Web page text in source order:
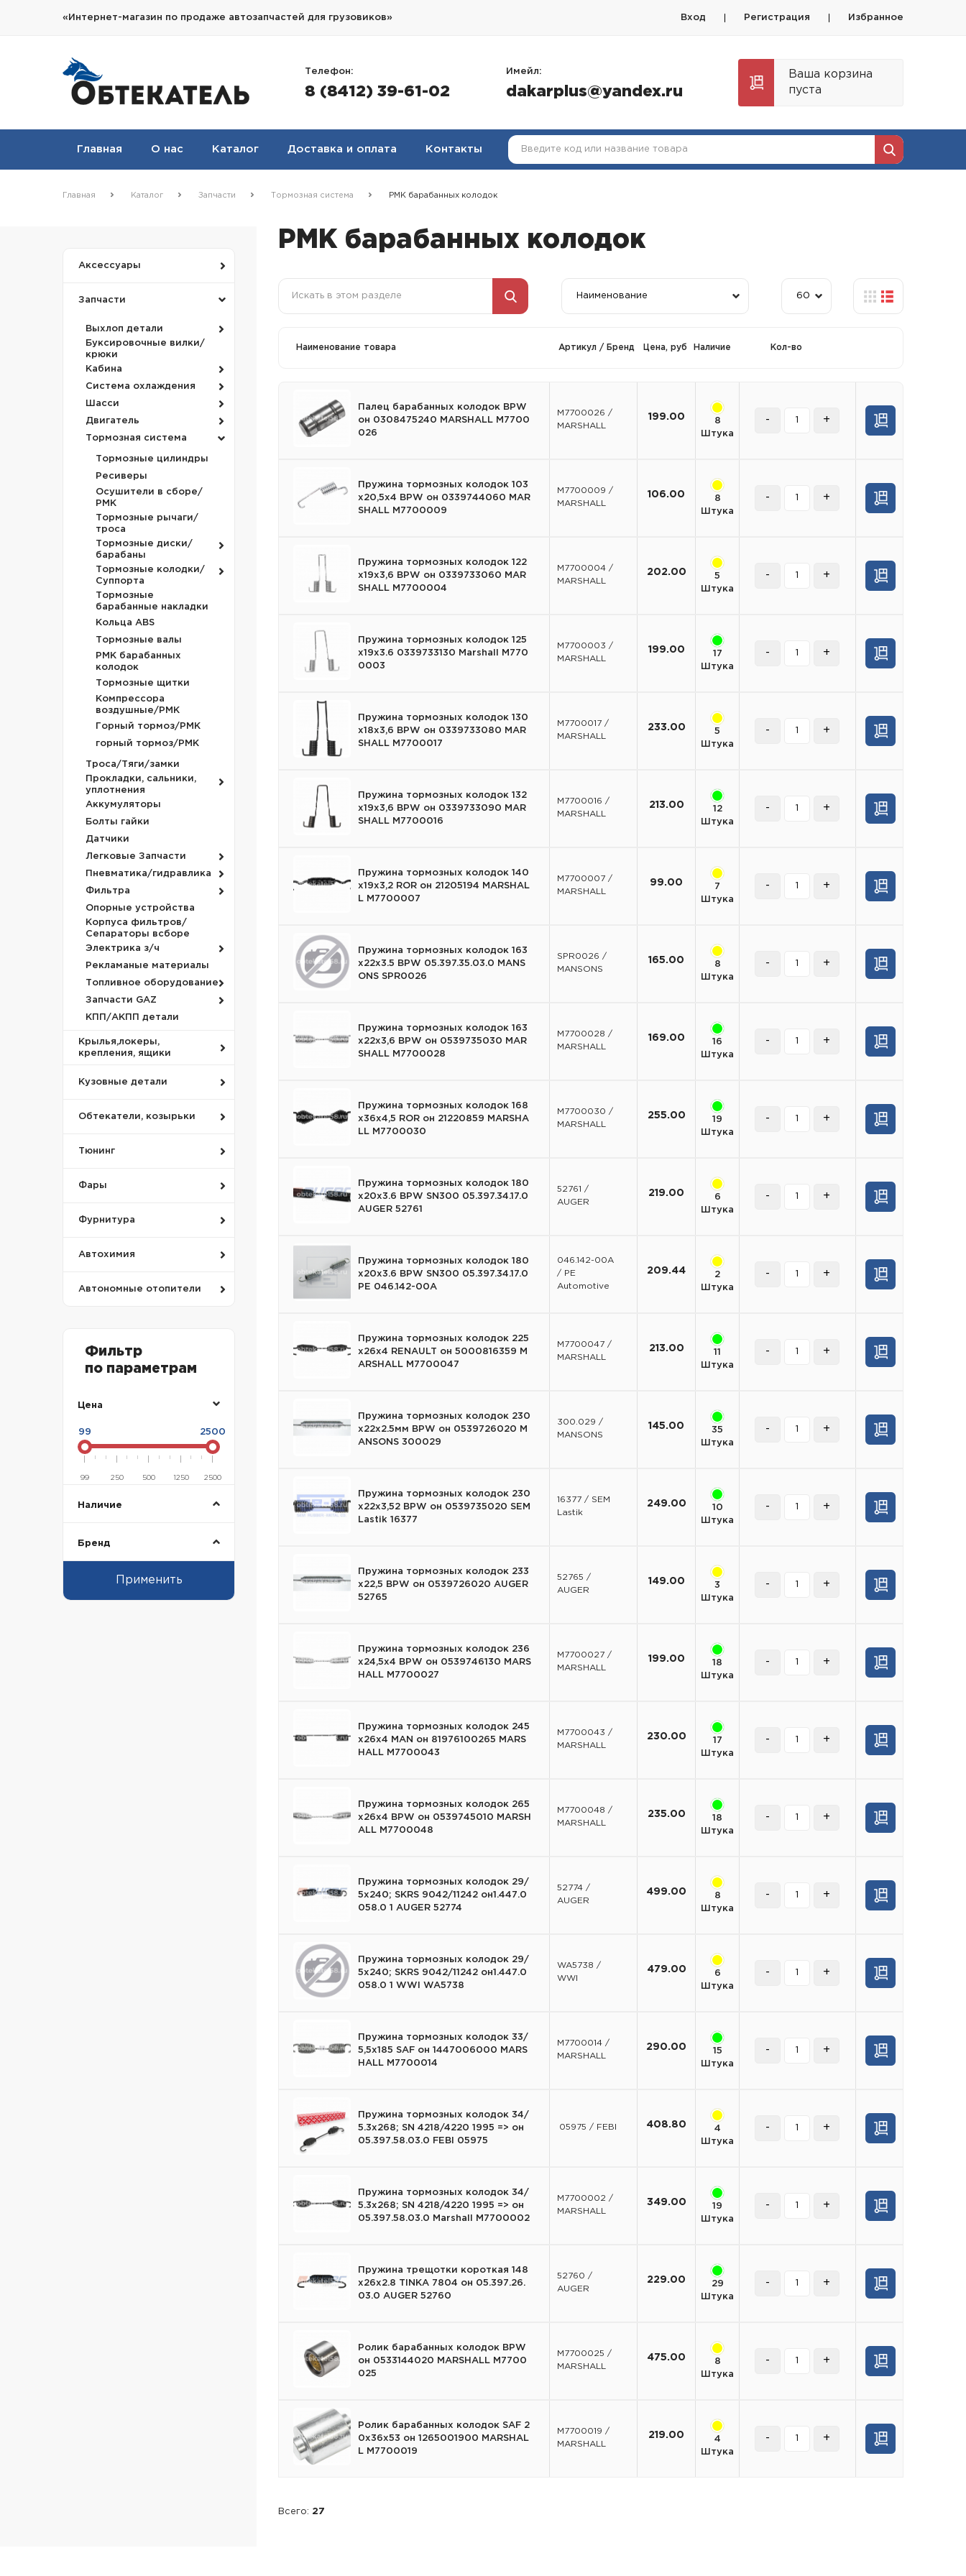
«Интернет-магазин по продаже автозапчастей для грузовиков» Вход Регистрация Избранное
Телефон:
8 (8412) 39-61-02
Имейл:
dakarplus@yandex.ru
Ваша корзина
пуста
Главная О нас Каталог Доставка и оплата Контакты
Главная Каталог Запчасти Тормозная система РМК барабанных колодок
Аксессуары
Запчасти
Выхлоп детали
Буксировочные вилки/
крюки
Кабина
Система охлаждения
Шасси
Двигатель
Тормозная система
Тормозные цилиндры
Ресиверы
Осушители в сборе/
РМК
Тормозные рычаги/
троса
Тормозные диски/
барабаны
Тормозные колодки/
Суппорта
Тормозные
барабанные накладки
Кольца ABS
Тормозные валы
РМК барабанных
колодок
Тормозные щитки
Компрессора
воздушные/РМК
Горный тормоз/РМК
горный тормоз/РМК
Троса/Тяги/замки
Прокладки, сальники,
уплотнения
Аккумуляторы
Болты гайки
Датчики
Легковые Запчасти
Пневматика/гидравлика
Фильтра
Опорные устройства
Корпуса фильтров/
Сепараторы всборе
Электрика з/ч
Рекламаные материалы
Топливное оборудование
Запчасти GAZ
КПП/АКПП детали
Крылья,локеры,
крепления, ящики
Кузовные детали
Обтекатели, козырьки
Тюнинг
Фары
Фурнитура
Автохимия
Автономные отопители
Фильтр
по параметрам
Цена
99 2500
99 250 500 1250 2500
Наличие
Бренд
Применить
РМК барабанных колодок
Наименование товара Артикул / Бренд Цена, руб Наличие Кол-во
Палец барабанных колодок BPW
он 0308475240 MARSHALL M7700
026
M7700026 /
MARSHALL
199.00
8
Штука
- +
Пружина тормозных колодок 103
х20,5х4 BPW он 0339744060 MAR
SHALL M7700009
M7700009 /
MARSHALL
106.00
8
Штука
- +
Пружина тормозных колодок 122
х19х3,6 BPW он 0339733060 MAR
SHALL M7700004
M7700004 /
MARSHALL
202.00
5
Штука
- +
Пружина тормозных колодок 125
х19х3.6 0339733130 Marshall M770
0003
M7700003 /
MARSHALL
199.00
17
Штука
- +
Пружина тормозных колодок 130
х18х3,6 BPW он 0339733080 MAR
SHALL M7700017
M7700017 /
MARSHALL
233.00
5
Штука
- +
Пружина тормозных колодок 132
х19х3,6 BPW он 0339733090 MAR
SHALL M7700016
M7700016 /
MARSHALL
213.00
12
Штука
- +
Пружина тормозных колодок 140
х19х3,2 ROR он 21205194 MARSHAL
L M7700007
M7700007 /
MARSHALL
99.00
7
Штука
- +
Пружина тормозных колодок 163
x22x3.5 BPW 05.397.35.03.0 MANS
ONS SPR0026
SPR0026 /
MANSONS
165.00
8
Штука
- +
Пружина тормозных колодок 163
х22х3,6 BPW он 0539735030 MAR
SHALL M7700028
M7700028 /
MARSHALL
169.00
16
Штука
- +
Пружина тормозных колодок 168
х36х4,5 ROR он 21220859 MARSHA
LL M7700030
M7700030 /
MARSHALL
255.00
19
Штука
- +
Пружина тормозных колодок 180
x20x3.6 BPW SN300 05.397.34.17.0
AUGER 52761
52761 /
AUGER
219.00
6
Штука
- +
Пружина тормозных колодок 180
x20x3.6 BPW SN300 05.397.34.17.0
PE 046.142-00A
046.142-00A
/ PE
Automotive
209.44
2
Штука
- +
Пружина тормозных колодок 225
х26х4 RENAULT он 5000816359 M
ARSHALL M7700047
M7700047 /
MARSHALL
213.00
11
Штука
- +
Пружина тормозных колодок 230
х22х2.5мм BPW он 0539726020 M
ANSONS 300029
300.029 /
MANSONS
145.00
35
Штука
- +
Пружина тормозных колодок 230
х22х3,52 BPW он 0539735020 SEM
Lastik 16377
16377 / SEM
Lastik
249.00
10
Штука
- +
Пружина тормозных колодок 233
х22,5 BPW он 0539726020 AUGER
52765
52765 /
AUGER
149.00
3
Штука
- +
Пружина тормозных колодок 236
х24,5х4 BPW он 0539746130 MARS
HALL M7700027
M7700027 /
MARSHALL
199.00
18
Штука
- +
Пружина тормозных колодок 245
х26х4 MAN он 81976100265 MARS
HALL M7700043
M7700043 /
MARSHALL
230.00
17
Штука
- +
Пружина тормозных колодок 265
х26х4 BPW он 0539745010 MARSH
ALL M7700048
M7700048 /
MARSHALL
235.00
18
Штука
- +
Пружина тормозных колодок 29/
5x240; SKRS 9042/11242 он1.447.0
058.0 1 AUGER 52774
52774 /
AUGER
499.00
8
Штука
- +
Пружина тормозных колодок 29/
5x240; SKRS 9042/11242 он1.447.0
058.0 1 WWI WA5738
WA5738 /
WWI
479.00
6
Штука
- +
Пружина тормозных колодок 33/
5,5x185 SAF он 1447006000 MARS
HALL M7700014
M7700014 /
MARSHALL
290.00
15
Штука
- +
Пружина тормозных колодок 34/
5.3x268; SN 4218/4220 1995 => он
05.397.58.03.0 FEBI 05975
05975 / FEBI 408.80
4
Штука
- +
Пружина тормозных колодок 34/
5.3x268; SN 4218/4220 1995 => он
05.397.58.03.0 Marshall M7700002
M7700002 /
MARSHALL
349.00
19
Штука
- +
Пружина трещотки короткая 148
x26x2.8 TINKA 7804 он 05.397.26.
03.0 AUGER 52760
52760 /
AUGER
229.00
29
Штука
- +
Ролик барабанных колодок BPW
он 0533144020 MARSHALL M7700
025
M7700025 /
MARSHALL
475.00
8
Штука
- +
Ролик барабанных колодок SAF 2
0x36x53 он 1265001900 MARSHAL
L M7700019
M7700019 /
MARSHALL
219.00
4
Штука
- +
Всего: 27